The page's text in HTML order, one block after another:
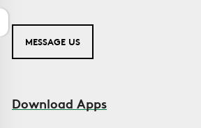
MESSAGE US
Download Apps